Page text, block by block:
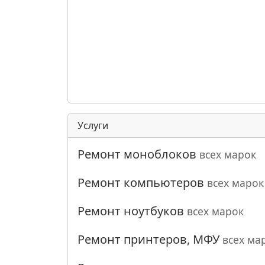
Услуги
Ремонт моноблоков всех марок
Ремонт компьютеров всех марок
Ремонт ноутбуков всех марок
Ремонт принтеров, МФУ всех